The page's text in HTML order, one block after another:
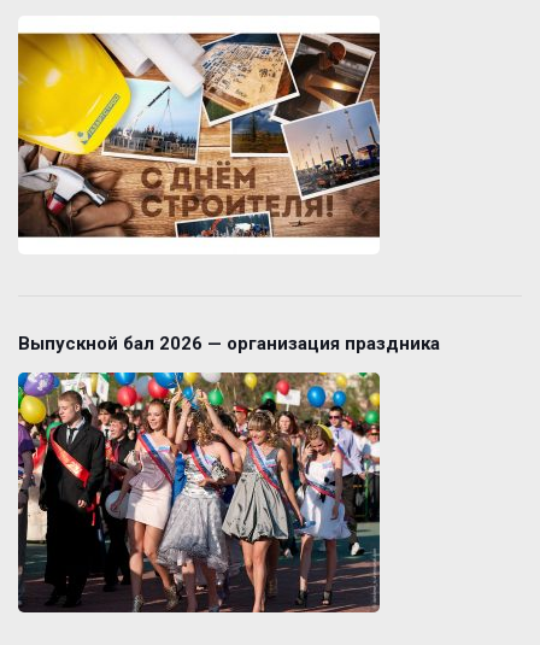
Выпускной бал 2026 — организация праздника